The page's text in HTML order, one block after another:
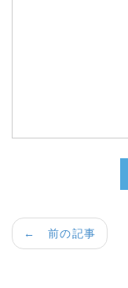
← 前の記事